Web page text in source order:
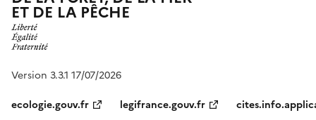
ET DE LA PÊCHE
Version 3.3.1 17/07/2026
ecologie.gouv.fr
legifrance.gouv.fr